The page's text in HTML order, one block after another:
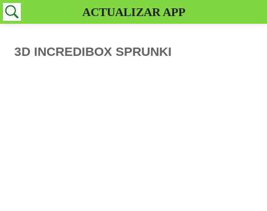
3D INCREDIBOX SPRUNKI
ACTUALIZAR APP